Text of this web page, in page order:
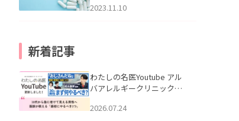
2023.11.10
新着記事
わたしの名医Youtube アル
バアレルギークリニック札
える男性へ｜医師が教える
2026.07.24